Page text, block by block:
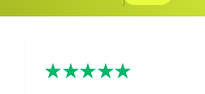
Kopierat